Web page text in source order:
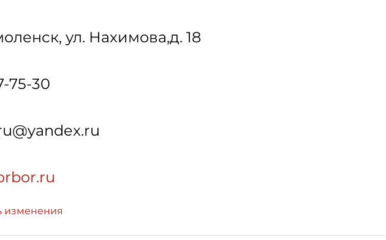
, ул. Нахимова,д. 18
75-30
изменения